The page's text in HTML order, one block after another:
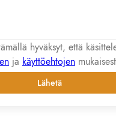
hyväksyt, että
ja käyttöehtojen
Lähetä